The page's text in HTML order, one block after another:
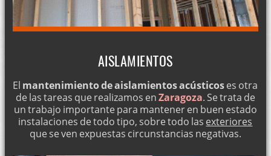
AISLAMIENTOS
El mantenimiento de aislamientos acústicoses otra
de las tareas que realizamos enZaragoza. Se trata de
un trabajo importante para mantener en buen estado
instalaciones de todo tipo, sobre todo las exteriores
que se ven expuestas circunstancias negativas.